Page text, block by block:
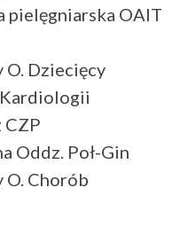
pielęgniarska OAIT
O. Dziecięcy
CZP
Oddz. Poł-Gin
O. Chorób